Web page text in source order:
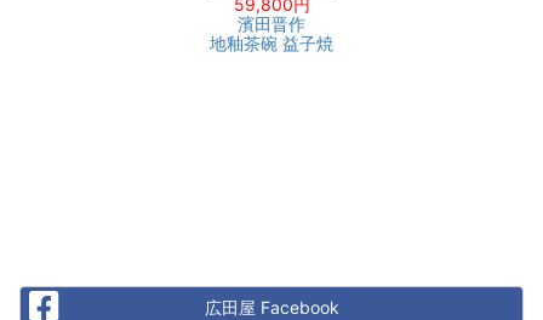
59,800円
濱田晋作
地釉茶碗 益子焼
Facebook 広田屋 Facebook